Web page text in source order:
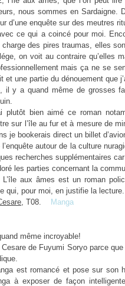
nous sommes en
d’une enquête sur des meutres
ce qui a coincé pour moi.
charge des pires traumas, elles
on voit au contraire qu’elles
mais ça ne se
et une partie du dénouement que
il y a quand même de grosses
plutôt bien aimé ce roman
sur l’île au fur et à mesure de
je bookerais direct un billet
l’enquête autour de la culture
recherches supplémentaires
les parties concernant la
L’île aux âmes est un roman
qui, pour moi, en justifie la lecture.
, T08. Manga
même incroyable!
Cesare de Fuyumi Soryo parce
est romancé et pose sur son
à exposer de façon